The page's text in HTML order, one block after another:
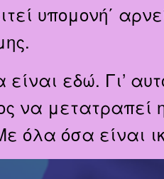
υπομονή΄
είναι εδώ. Γι’
να
όλα όσα είναι